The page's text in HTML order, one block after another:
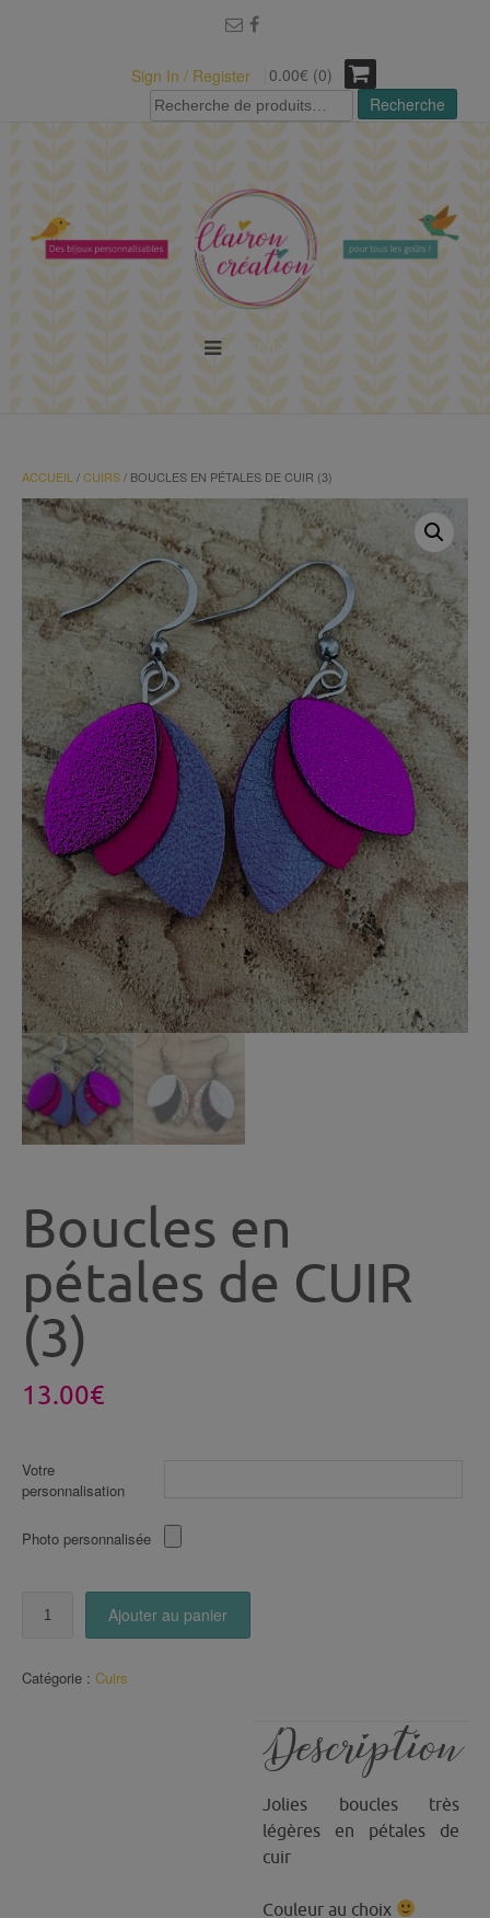
Sign In / Register
0.00€ (0)
Recherche
pour :
Recherche
ACCUEIL /CUIRS/ BOUCLES EN PÉTALES DE CUIR (3)
Boucles en
pétales de CUIR
(3)
13.00€
Votre
personnalisation
Photo personnalisée
pétales
Ajouter au panier
Catégorie : Cuirs
Description
Jolies boucles très
légères en pétales de
cuir
Couleur au choix